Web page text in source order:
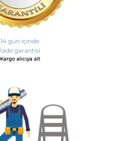
14 gün içinde
İade garantisi
Kargo alıcıya ait